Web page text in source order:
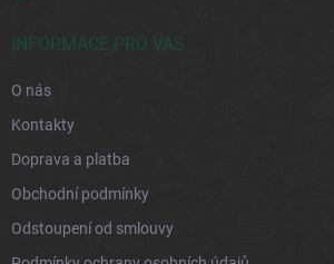
INFORMACE PRO VÁS
O nás
Kontakty
Doprava a platba
Obchodní podmínky
Odstoupení od smlouvy